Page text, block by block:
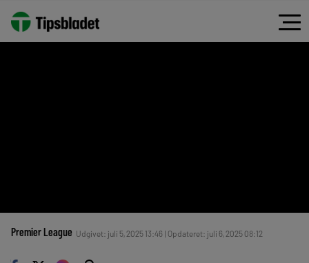
Premier League Udgivet: juli 5, 2025 13:46 | Opdateret: juli 6, 2025 08:12